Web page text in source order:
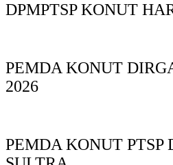
DPMPTSP KONUT
PEMDA KONUT
2026
PEMDA KONUT PTSP